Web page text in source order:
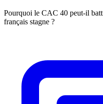
Pourquoi le CAC 40 peut-il
français stagne ?